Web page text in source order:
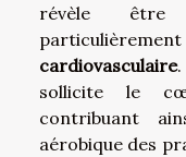
révèle être
cardiovasculaire
sollicite le
contribuant
aérobique des